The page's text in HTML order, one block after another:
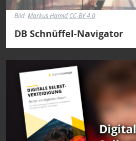
Bild:Markus Hamid CC-BY 4.0
DB Schnüffel-Navigator
Bild